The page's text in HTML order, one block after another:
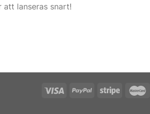
lanseras snart!